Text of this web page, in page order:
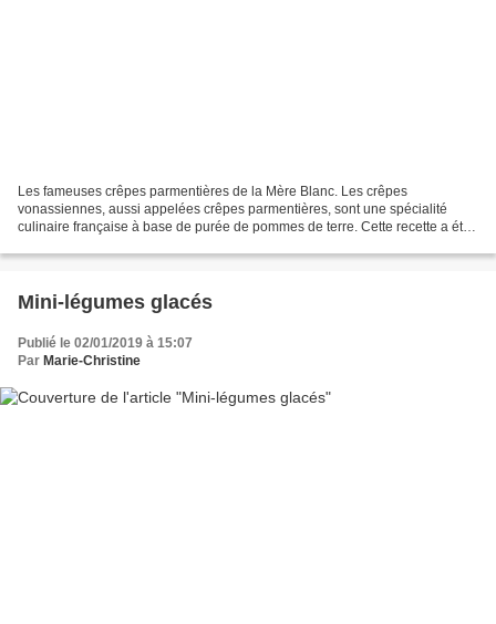
Les fameuses crêpes parmentières de la Mère Blanc. Les crêpes
vonassiennes, aussi appelées crêpes parmentières, sont une spécialité
culinaire française à base de purée de pommes de terre. Cette recette a été
Mini-légumes glacés
Publié le 02/01/2019 à 15:07
Par Marie-Christine